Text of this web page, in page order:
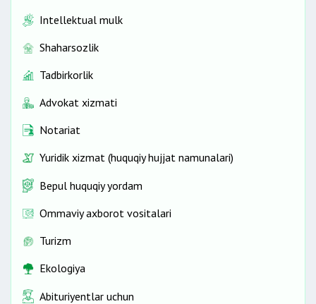
Intellektual mulk
Shaharsozlik
Tadbirkorlik
Advokat xizmati
Notariat
Yuridik xizmat (huquqiy hujjat namunalari)
Bepul huquqiy yordam
Ommaviy axborot vositalari
Turizm
Ekologiya
Abituriyentlar uchun